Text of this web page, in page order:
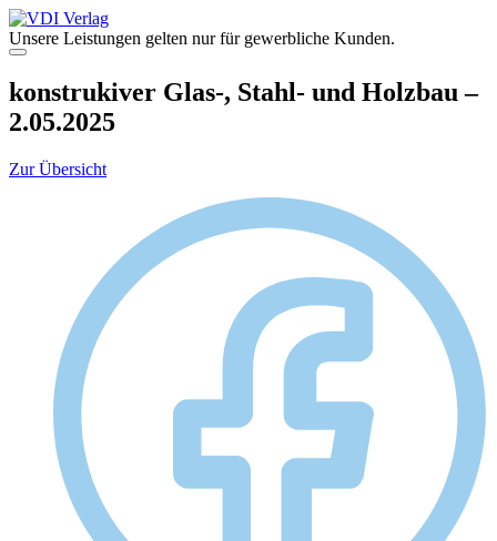
Zum
Inhalt
springen
Unsere Leistungen gelten nur für gewerbliche Kunden.
Menü
konstrukiver Glas-, Stahl- und Holzbau –
2.05.2025
Zur Übersicht